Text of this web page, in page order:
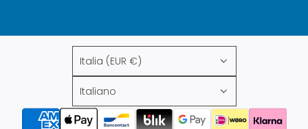
Italia (EUR €)
Italiano